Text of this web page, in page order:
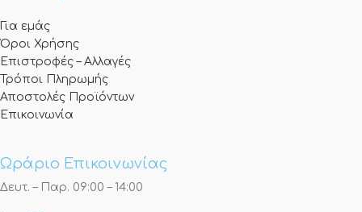
Για εμάς
Όροι Χρήσης
Επιστροφές – Αλλαγές
Τρόποι Πληρωμής
Αποστολές Προϊόντων
Επικοινωνία
Ωράριο Επικοινωνίας
Δευτ. – Παρ. 09:00 – 14:00